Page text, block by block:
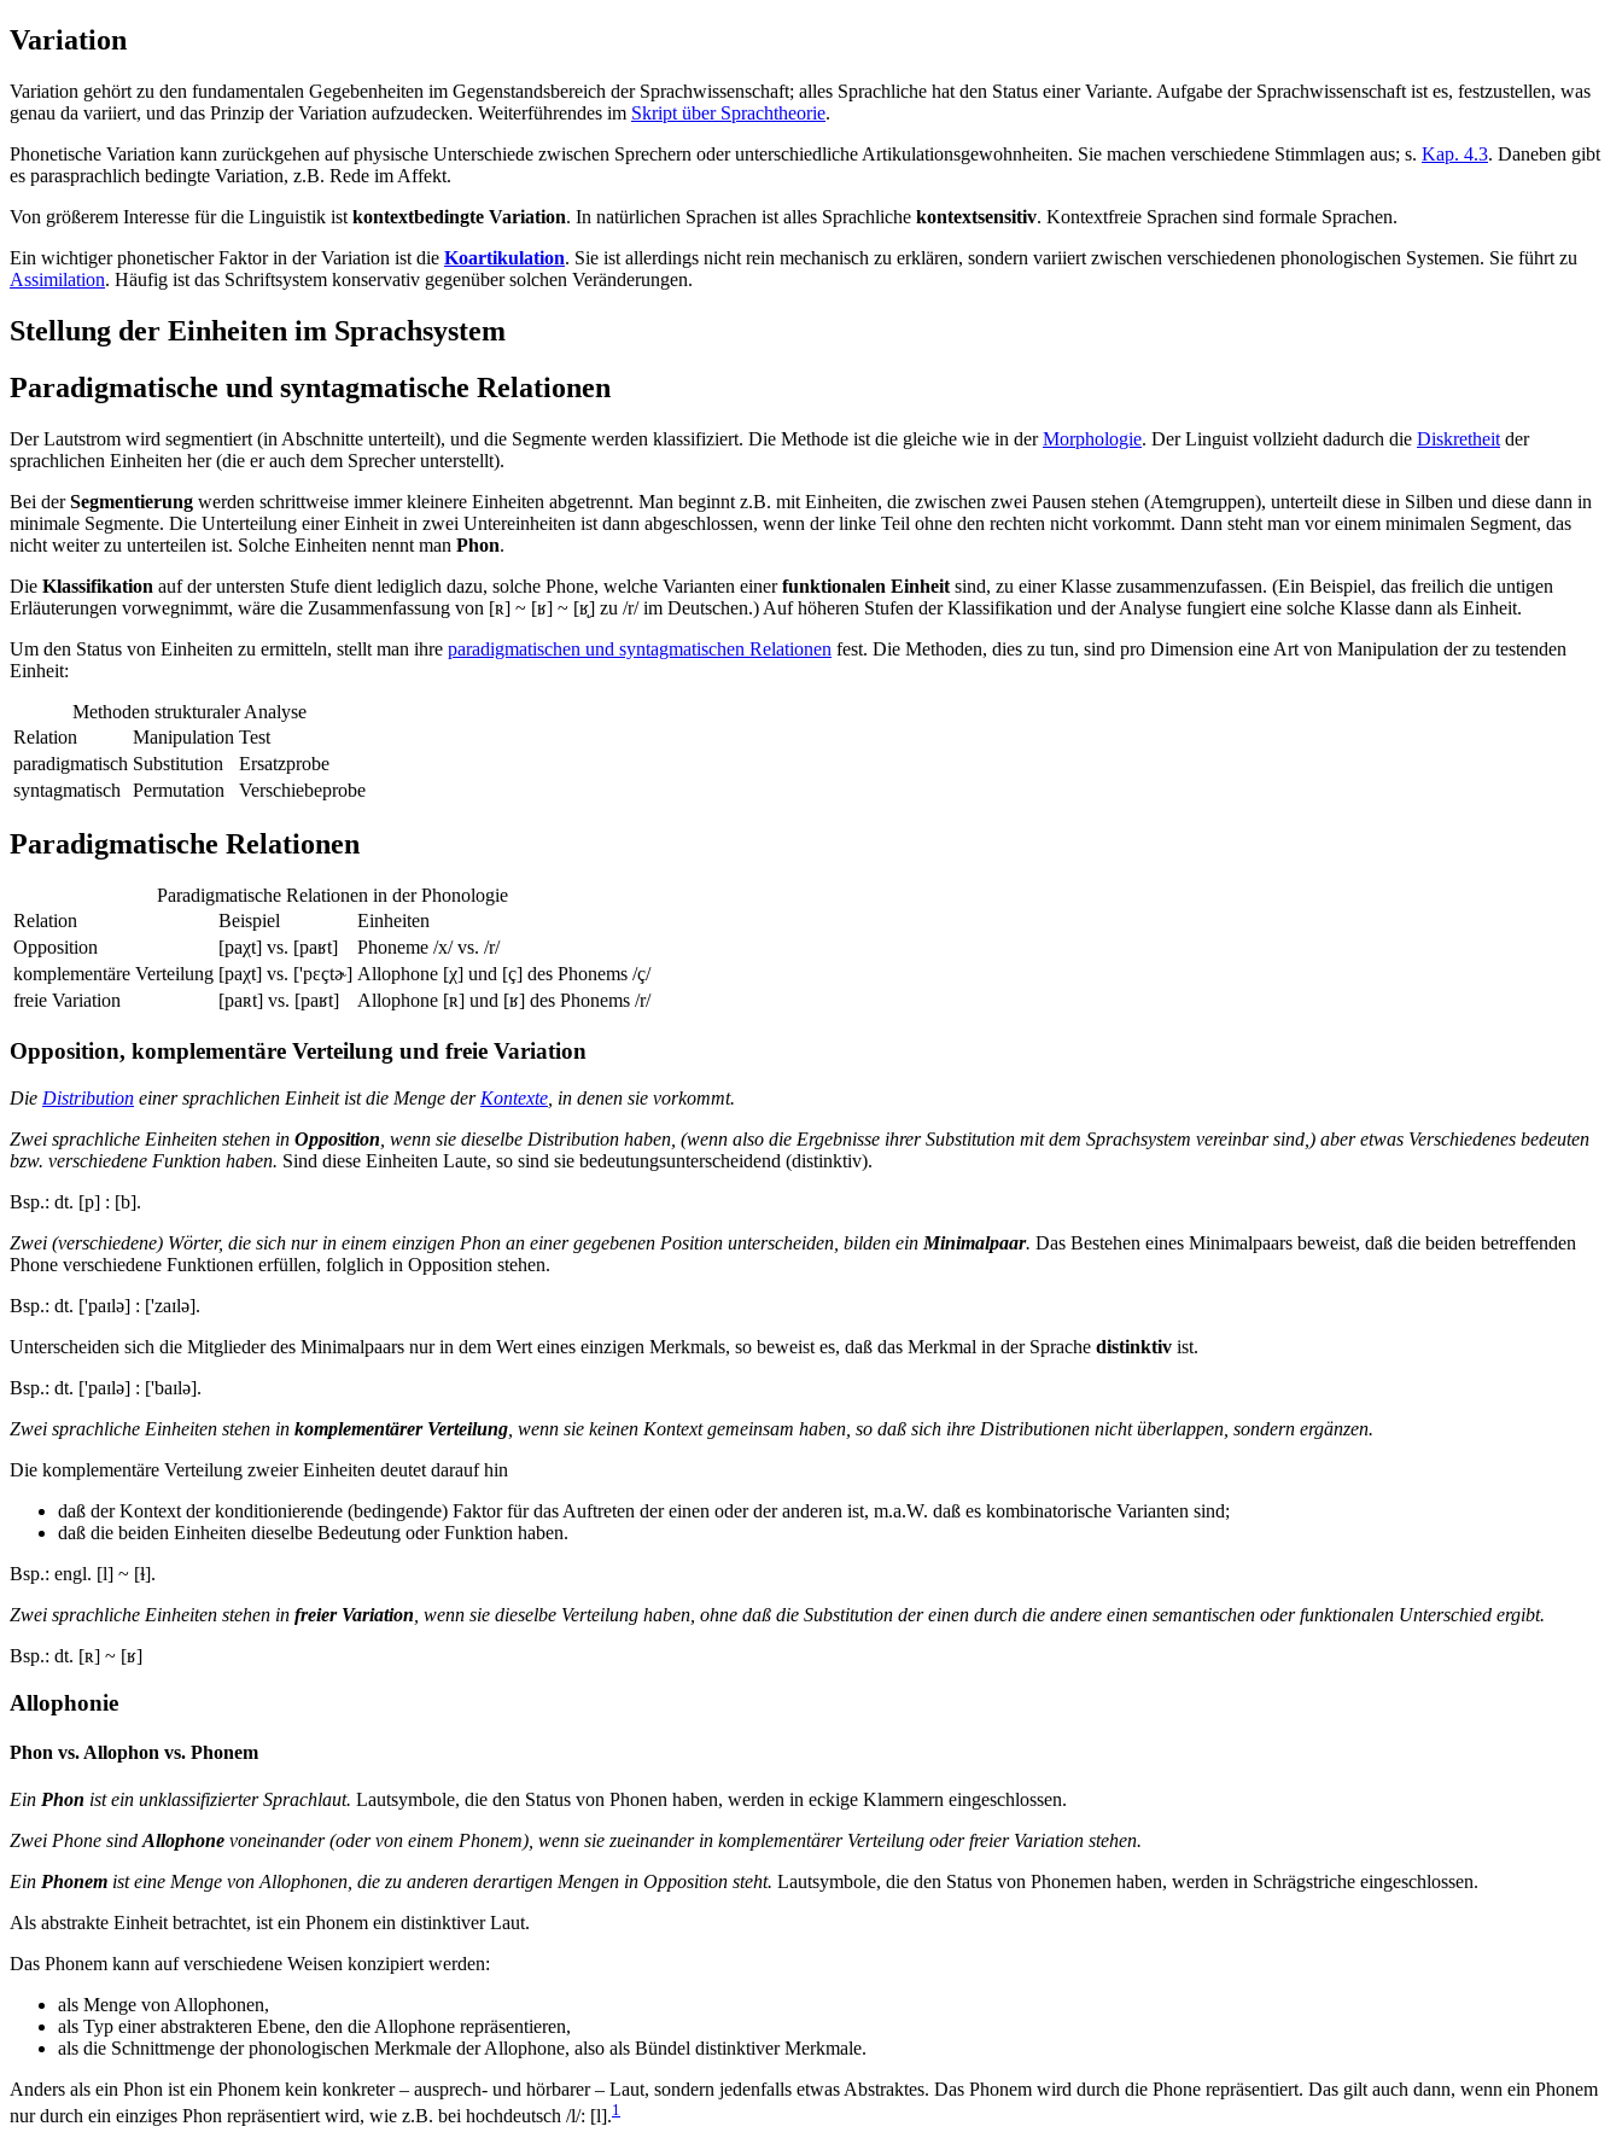
Variation
Variation gehört zu den fundamentalen Gegebenheiten im Gegenstandsbereich der Sprachwissenschaft; alles Sprachliche hat den Status einer Variante. Aufgabe der Sprachwissenschaft ist es, festzustellen, was
genau da variiert, und das Prinzip der Variation aufzudecken. Weiterführendes im Skript über Sprachtheorie.
Phonetische Variation kann zurückgehen auf physische Unterschiede zwischen Sprechern oder unterschiedliche Artikulationsgewohnheiten. Sie machen verschiedene Stimmlagen aus; s. Kap. 4.3. Daneben gibt
es parasprachlich bedingte Variation, z.B. Rede im Affekt.
Von größerem Interesse für die Linguistik ist kontextbedingte Variation. In natürlichen Sprachen ist alles Sprachliche kontextsensitiv. Kontextfreie Sprachen sind formale Sprachen.
Ein wichtiger phonetischer Faktor in der Variation ist die Koartikulation. Sie ist allerdings nicht rein mechanisch zu erklären, sondern variiert zwischen verschiedenen phonologischen Systemen. Sie führt zu
Assimilation. Häufig ist das Schriftsystem konservativ gegenüber solchen Veränderungen.
Stellung der Einheiten im Sprachsystem
Paradigmatische und syntagmatische Relationen
Der Lautstrom wird segmentiert (in Abschnitte unterteilt), und die Segmente werden klassifiziert. Die Methode ist die gleiche wie in derMorphologie. Der Linguist vollzieht dadurch die Diskretheit der
sprachlichen Einheiten her (die er auch dem Sprecher unterstellt).
Bei derSegmentierung werden schrittweise immer kleinere Einheiten abgetrennt. Man beginnt z.B. mit Einheiten, die zwischen zwei Pausen stehen (Atemgruppen), unterteilt diese in Silben und diese dann in
minimale Segmente. Die Unterteilung einer Einheit in zwei Untereinheiten ist dann abgeschlossen, wenn der linke Teil ohne den rechten nicht vorkommt. Dann steht man vor einem minimalen Segment, das
nicht weiter zu unterteilen ist. Solche Einheiten nennt man Phon.
Die Klassifikation auf der untersten Stufe dient lediglich dazu, solche Phone, welche Varianten einerfunktionalen Einheit sind, zu einer Klasse zusammenzufassen. (Ein Beispiel, das freilich die untigen
Erläuterungen vorwegnimmt, wäre die Zusammenfassung von [ʀ] ~ [ʁ] ~ [ʁ̨] zu /r/ im Deutschen.) Auf höheren Stufen der Klassifikation und der Analyse fungiert eine solche Klasse dann als Einheit.
Um den Status von Einheiten zu ermitteln, stellt man ihre paradigmatischen und syntagmatischen Relationen fest. Die Methoden, dies zu tun, sind pro Dimension eine Art von Manipulation der zu testenden
Einheit:
Methoden strukturaler Analyse
Relation
Manipulation Test
paradigmatisch Substitution
Ersatzprobe
syntagmatisch
Permutation Verschiebeprobe
Paradigmatische Relationen
Paradigmatische Relationen in der Phonologie
Relation
Beispiel
Einheiten
Opposition
[paχt] vs. [paʁt]
Phoneme /x/ vs. /r/
komplementäre Verteilung [paχt] vs. ['pɛçtɚ] Allophone [χ] und [ç] des Phonems /ç/
freie Variation
[paʀt] vs. [paʁt] Allophone [ʀ] und [ʁ] des Phonems /r/
Opposition, komplementäre Verteilung und freie Variation
Die Distribution einer sprachlichen Einheit ist die Menge der Kontexte , in denen sie vorkommt.
Zwei sprachliche Einheiten stehen in Opposition , wenn sie dieselbe Distribution haben, (wenn also die Ergebnisse ihrer Substitution mit dem Sprachsystem vereinbar sind,) aber etwas Verschiedenes bedeuten
bzw. verschiedene Funktion haben. Sind diese Einheiten Laute, so sind sie bedeutungsunterscheidend (distinktiv).
Bsp.: dt. [p] : [b].
Zwei (verschiedene) Wörter, die sich nur in einem einzigen Phon an einer gegebenen Position unterscheiden, bilden ein Minimalpaar. Das Bestehen eines Minimalpaars beweist, daß die beiden betreffenden
Phone verschiedene Funktionen erfüllen, folglich in Opposition stehen.
Bsp.: dt. ['paɪlə] : ['zaɪlə].
Unterscheiden sich die Mitglieder des Minimalpaars nur in dem Wert eines einzigen Merkmals, so beweist es, daß das Merkmal in der Sprache distinktiv ist.
Bsp.: dt. ['paɪlə] : ['baɪlə].
Zwei sprachliche Einheiten stehen in komplementärer Verteilung , wenn sie keinen Kontext gemeinsam haben, so daß sich ihre Distributionen nicht überlappen, sondern ergänzen.
Die komplementäre Verteilung zweier Einheiten deutet darauf hin
daß der Kontext der konditionierende (bedingende) Faktor für das Auftreten der einen oder der anderen ist, m.a.W. daß es kombinatorische Varianten sind;
daß die beiden Einheiten dieselbe Bedeutung oder Funktion haben.
Bsp.: engl. [l] ~ [ɫ].
Zwei sprachliche Einheiten stehen in freier Variation , wenn sie dieselbe Verteilung haben, ohne daß die Substitution der einen durch die andere einen semantischen oder funktionalen Unterschied ergibt.
Bsp.: dt. [ʀ] ~ [ʁ]
Allophonie
Phon vs. Allophon vs. Phonem
Ein Phon ist ein unklassifizierter Sprachlaut. Lautsymbole, die den Status von Phonen haben, werden in eckige Klammern eingeschlossen.
Zwei Phone sind Allophone voneinander (oder von einem Phonem), wenn sie zueinander in komplementärer Verteilung oder freier Variation stehen.
Ein Phonem ist eine Menge von Allophonen, die zu anderen derartigen Mengen in Opposition steht. Lautsymbole, die den Status von Phonemen haben, werden in Schrägstriche eingeschlossen.
Als abstrakte Einheit betrachtet, ist ein Phonem ein distinktiver Laut.
Das Phonem kann auf verschiedene Weisen konzipiert werden:
als Menge von Allophonen,
als Typ einer abstrakteren Ebene, den die Allophone repräsentieren,
als die Schnittmenge der phonologischen Merkmale der Allophone, also als Bündel distinktiver Merkmale.
Anders als ein Phon ist ein Phonem kein konkreter – ausprech- und hörbarer – Laut, sondern jedenfalls etwas Abstraktes. Das Phonem wird durch die Phone repräsentiert. Das gilt auch dann, wenn ein Phonem
nur durch ein einziges Phon repräsentiert wird, wie z.B. bei hochdeutsch /l/: [l].1